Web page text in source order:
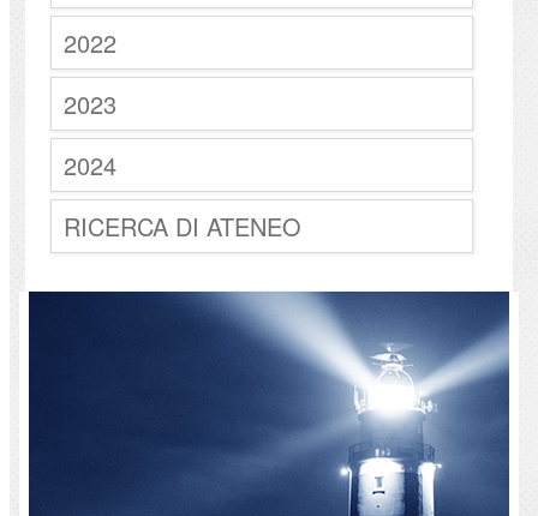
2022
2023
2024
RICERCA DI ATENEO